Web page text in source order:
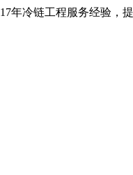
17年冷链工程服务经验，